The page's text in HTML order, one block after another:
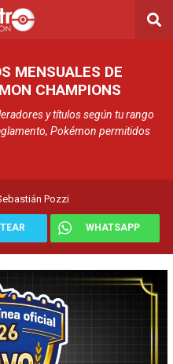
MENSUALES DE
CHAMPIONS
y títulos según tu rango
Pokémon permitidos
Pozzi
WHATSAPP